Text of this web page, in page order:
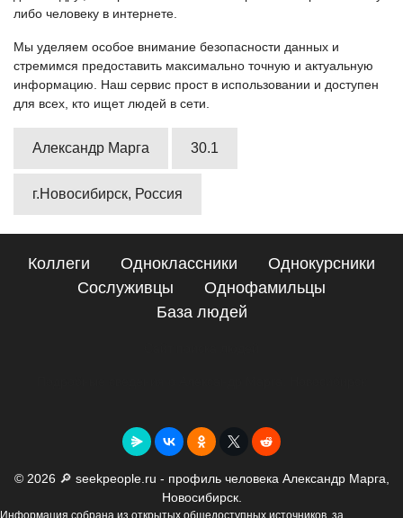
либо человеку в интернете.
Мы уделяем особое внимание безопасности данных и
стремимся предоставить максимально точную и актуальную
информацию. Наш сервис прост в использовании и доступен
для всех, кто ищет людей в сети.
Александр Марга 30.1
г.Новосибирск, Россия
Коллеги Одноклассники
Однокурсники
Сослуживцы
Однофамильцы
База людей
© 2026 🔎 seekpeople.ru - профиль человека Александр Марга,
Новосибирск.
Информация собрана из открытых общедоступных источников, за